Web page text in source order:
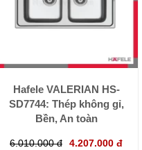
Hafele VALERIAN HS-
SD7744: Thép không gỉ,
Bền, An toàn
6.010.000 đ 4.207.000 đ